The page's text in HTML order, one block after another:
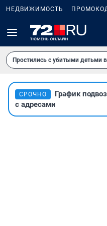
НЕДВИЖИМОСТЬ
Простились с убитыми детьми
СРОЧНО
График
с адресами